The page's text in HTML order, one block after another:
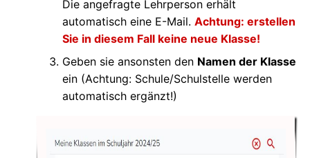
Die angefragte Lehrperson erhält
automatisch eine E-Mail. Achtung: erstellen
Sie in diesem Fall keine neue Klasse!
Geben sie ansonsten den Namen der Klasse
ein (Achtung: Schule/Schulstelle werden
automatisch ergänzt!)